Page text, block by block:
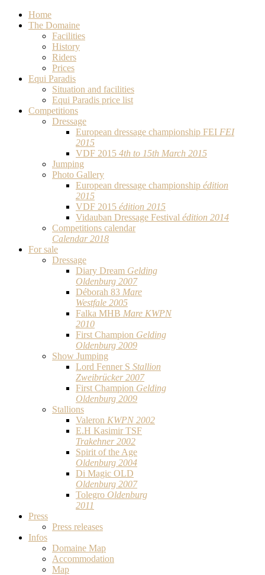
Home
The Domaine
Facilities
History
Riders
Prices
Equi Paradis
Situation and facilities
Equi Paradis price list
Competitions
Dressage
European dressage championship FEI FEI
2015
VDF 2015 4th to 15th March 2015
Jumping
Photo Gallery
European dressage championship édition
2015
VDF 2015 édition 2015
Vidauban Dressage Festival édition 2014
Competitions calendar
Calendar 2018
For sale
Dressage
Diary Dream Gelding
Oldenburg 2007
Déborah 83 Mare
Westfale 2005
Falka MHB Mare KWPN
2010
First Champion Gelding
Oldenburg 2009
Show Jumping
Lord Fenner S Stallion
Zweibrücker 2007
First Champion Gelding
Oldenburg 2009
Stallions
Valeron KWPN 2002
E.H Kasimir TSF
Trakehner 2002
Spirit of the Age
Oldenburg 2004
Di Magic OLD
Oldenburg 2007
Tolegro Oldenburg
2011
Press
Press releases
Infos
Domaine Map
Accommodation
Map